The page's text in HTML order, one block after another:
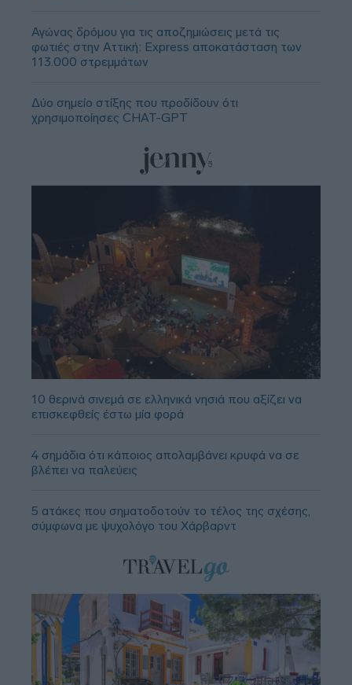
Αγώνας δρόμου για τις αποζημιώσεις μετά τις
φωτιές στην Αττική: Express αποκατάσταση των
113.000 στρεμμάτων
Δύο σημείο στίξης που προδίδουν ότι
χρησιμοποίησες CHAT-GPT
10 θερινά σινεμά σε ελληνικά νησιά που αξίζει να
επισκεφθείς έστω μία φορά
4 σημάδια ότι κάποιος απολαμβάνει κρυφά να σε
βλέπει να παλεύεις
5 ατάκες που σηματοδοτούν το τέλος της σχέσης,
σύμφωνα με ψυχολόγο του Χάρβαρντ